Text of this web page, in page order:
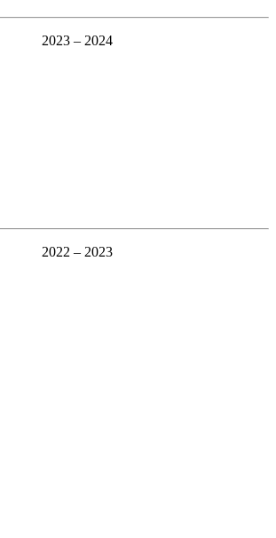
2023 – 2024
2022 – 2023